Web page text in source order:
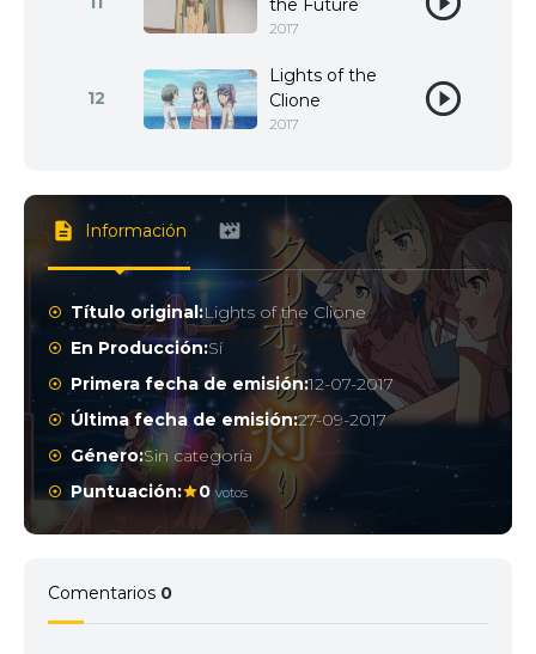
the Future
2017
12
Lights of the
Clione
2017
Información
Título original:Lights of the Clione
En Producción:Sí
Primera fecha de emisión:12-07-2017
Última fecha de emisión:27-09-2017
Género:Sin categoría
Puntuación:
0 votos
Comentarios 0